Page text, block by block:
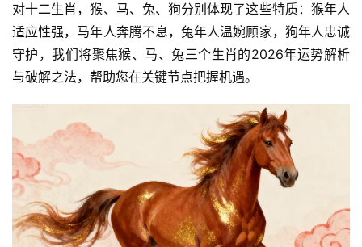
对十二生肖，猴、马、兔、狗分别体现了这些特质：猴年人
适应性强，马年人奔腾不息，兔年人温婉顾家，狗年人忠诚
守护，我们将聚焦猴、马、兔三个生肖的2026年运势解析
与破解之法，帮助您在关键节点把握机遇。